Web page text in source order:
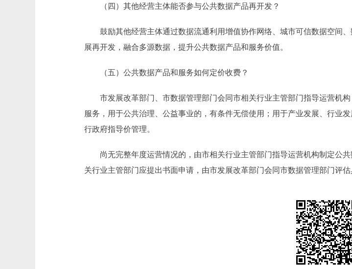
（四）其他经营主体能否参与公共数据产品再开发？
鼓励其他经营主体通过数据流通利用增值协作网络、城市可信数据空间、
展再开发，融合多源数据，提升公共数据产品和服务价值。
（五）公共数据产品和服务如何定价收费？
市发展改革部门、市数据管理部门会同市相关行业主管部门指导运营机构
服务，用于公共治理、公益事业的，有条件无偿使用；用于产业发展、行业
行政府指导价管理。
尚无完整年度运营情况的，由市相关行业主管部门指导运营机构制定公共
关行业主管部门应提出书面申请，由市发展改革部门会同市数据管理部门评估